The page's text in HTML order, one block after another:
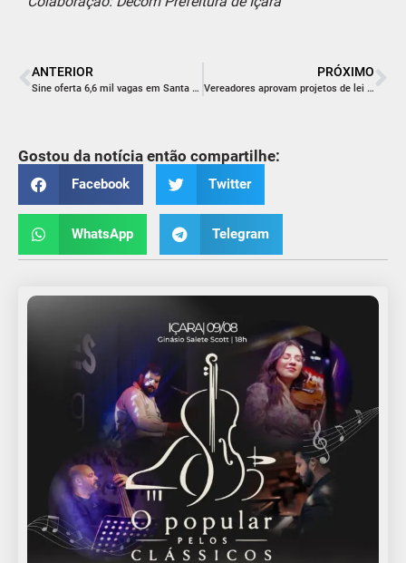
ANTERIOR
Sine oferta 6,6 mil vagas em Santa Catarina
PRÓXIMO
Vereadores aprovam projetos de lei em votações finais
Gostou da notícia então compartilhe:
Facebook Twitter
WhatsApp Telegram